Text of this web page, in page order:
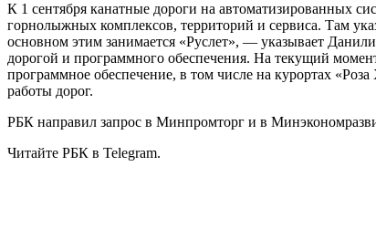
К 1 сентября канатные дороги на автоматизированных
горнолыжных комплексов, территорий и сервиса. Там
основном этим занимается «Руслет», — указывает
дорогой и программного обеспечения. На текущий
программное обеспечение, в том числе на курортах
работы дорог.
РБК направил запрос в Минпромторг и в
Читайте РБК в Telegram.